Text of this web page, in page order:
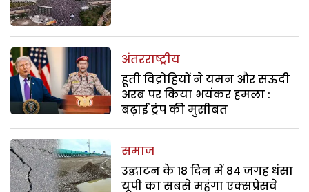
अंतरराष्ट्रीय
हूती विद्रोहियों ने यमन और सऊदी
अरब पर किया भयंकर हमला :
बढ़ाई ट्रंप की मुसीबत
समाज
उद्घाटन के 18 दिन में 84 जगह धंसा
यूपी का सबसे महंगा एक्सप्रेसवे